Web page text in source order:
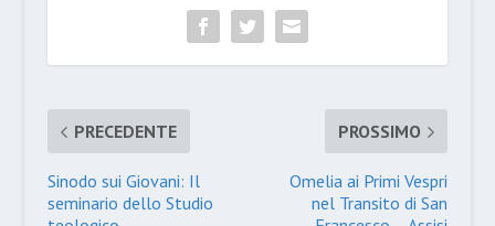
PRECEDENTE
Sinodo sui Giovani: Il
seminario dello Studio
PROSSIMO
Omelia ai Primi Vespri
nel Transito di San